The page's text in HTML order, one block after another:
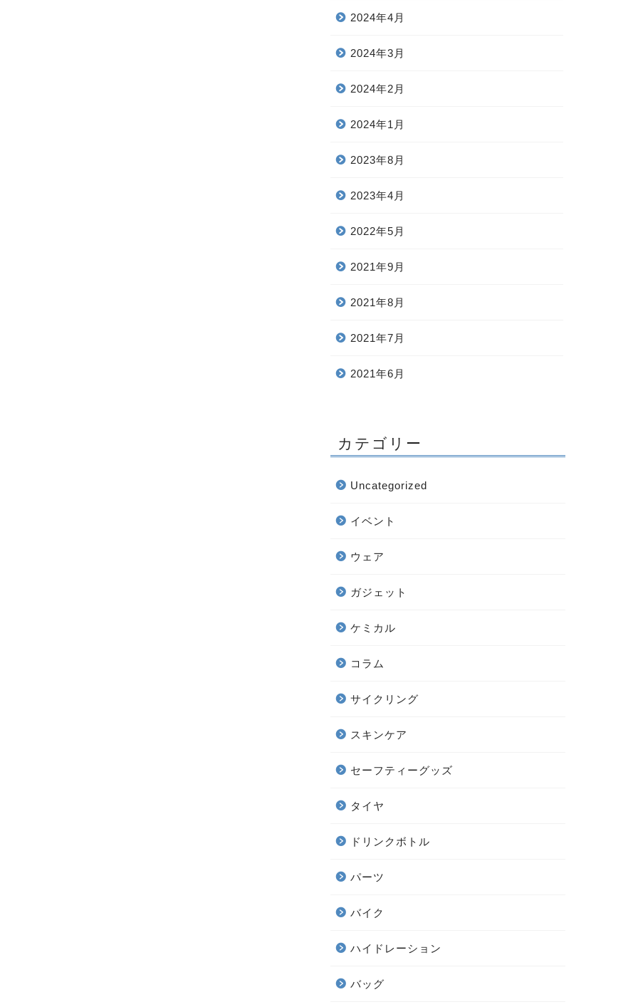
2024年4月
2024年3月
2024年2月
2024年1月
2023年8月
2023年4月
2022年5月
2021年9月
2021年8月
2021年7月
2021年6月
カテゴリー
Uncategorized
イベント
ウェア
ガジェット
ケミカル
コラム
サイクリング
スキンケア
セーフティーグッズ
タイヤ
ドリンクボトル
パーツ
バイク
ハイドレーション
バッグ